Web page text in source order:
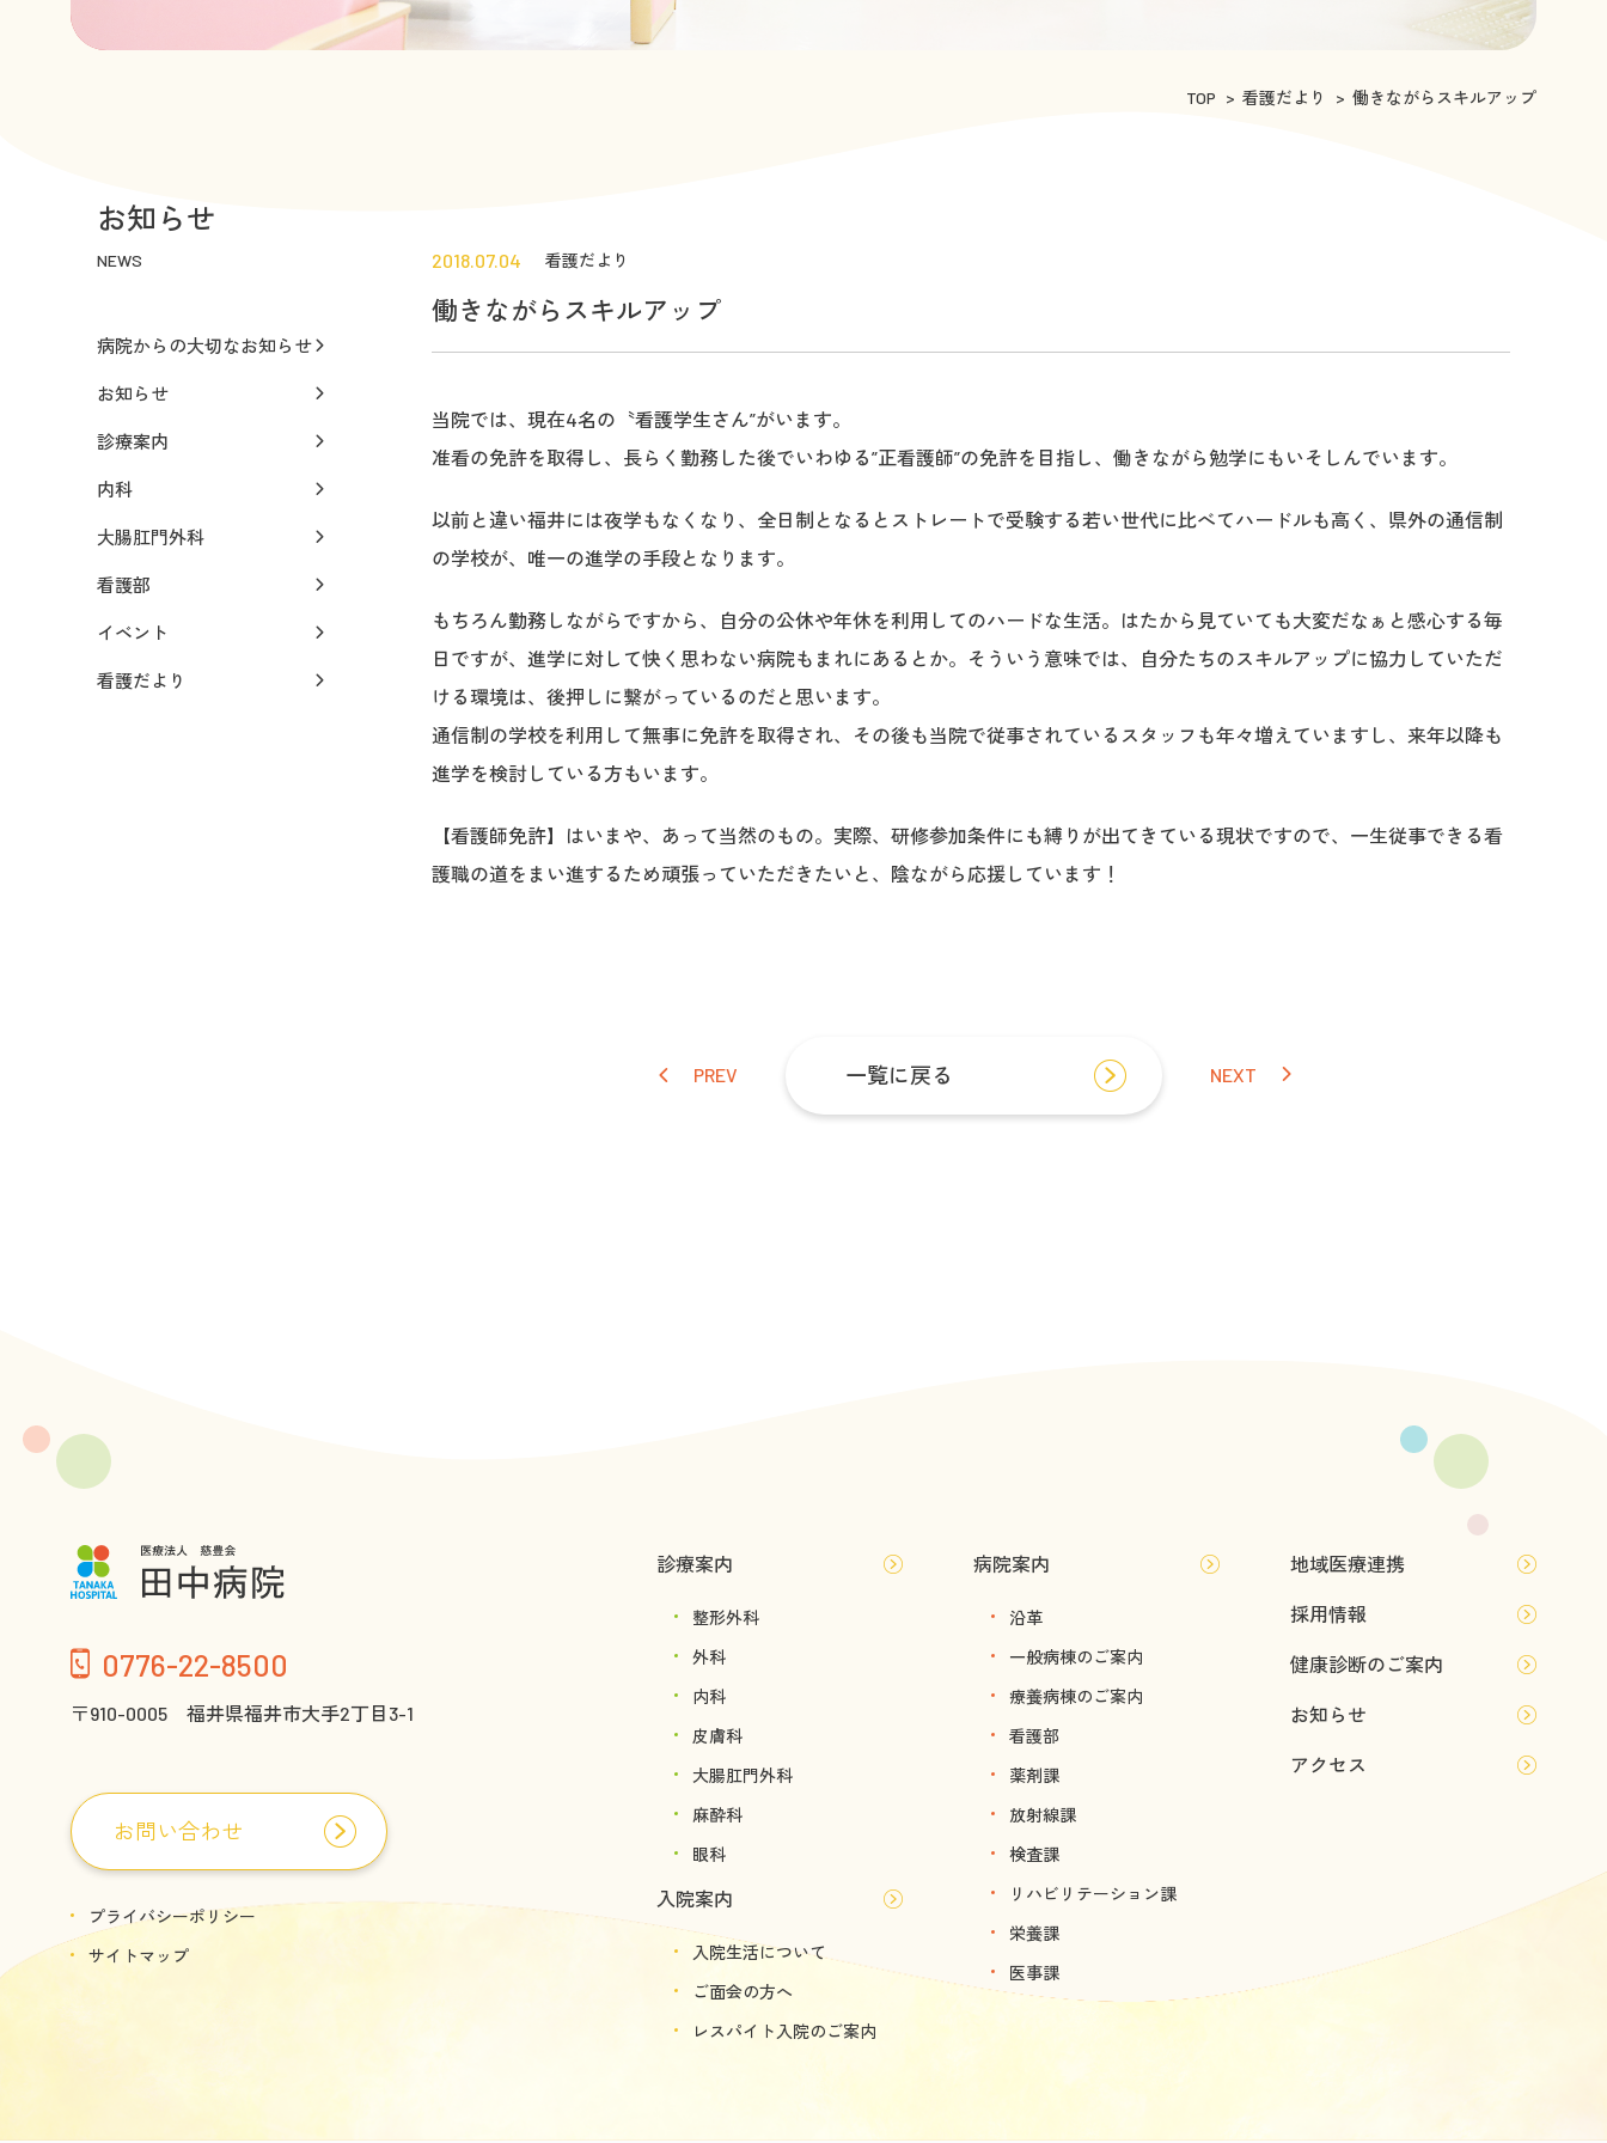
TOP 看護だより 働きながらスキルアップ
お知らせ
NEWS
病院からの大切なお知らせ
お知らせ
診療案内
内科
大腸肛門外科
看護部
イベント
看護だより
2018.07.04 看護だより
働きながらスキルアップ
当院では、現在4名の〝看護学生さん”がいます。
准看の免許を取得し、長らく勤務した後でいわゆる”正看護師”の免許を目指し、働きながら勉学にもいそしんでいます。
以前と違い福井には夜学もなくなり、全日制となるとストレートで受験する若い世代に比べてハードルも高く、県外の通信制
の学校が、唯一の進学の手段となります。
もちろん勤務しながらですから、自分の公休や年休を利用してのハードな生活。はたから見ていても大変だなぁと感心する毎
日ですが、進学に対して快く思わない病院もまれにあるとか。そういう意味では、自分たちのスキルアップに協力していただ
ける環境は、後押しに繋がっているのだと思います。
通信制の学校を利用して無事に免許を取得され、その後も当院で従事されているスタッフも年々増えていますし、来年以降も
進学を検討している方もいます。
【看護師免許】はいまや、あって当然のもの。実際、研修参加条件にも縛りが出てきている現状ですので、一生従事できる看
護職の道をまい進するため頑張っていただきたいと、陰ながら応援しています！
PREV 一覧に戻る NEXT
0776-22-8500
〒910-0005 福井県福井市大手2丁目3-1
お問い合わせ
プライバシーポリシー
サイトマップ
診療案内
整形外科
外科
内科
皮膚科
大腸肛門外科
麻酔科
眼科
入院案内
入院生活について
ご面会の方へ
レスパイト入院のご案内
病院案内
沿革
一般病棟のご案内
療養病棟のご案内
看護部
薬剤課
放射線課
検査課
リハビリテーション課
栄養課
医事課
地域医療連携
採用情報
健康診断のご案内
お知らせ
アクセス